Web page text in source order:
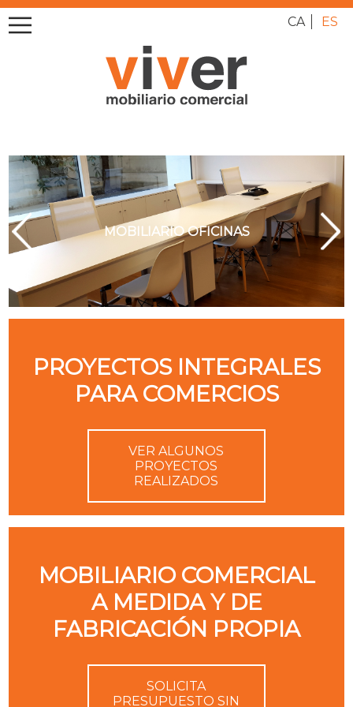
CA ES
MOBILIARIO OFICINAS
PROYECTOS INTEGRALES
PARA COMERCIOS
VER ALGUNOS
PROYECTOS
REALIZADOS
MOBILIARIO COMERCIAL
A MEDIDA Y DE
FABRICACIÓN PROPIA
SOLICITA
PRESUPUESTO SIN